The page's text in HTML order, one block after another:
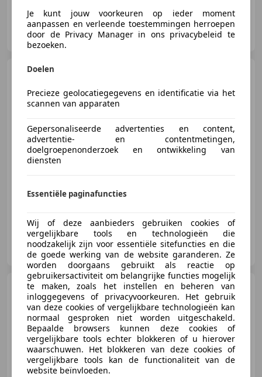
Autobedrijf Benerink
NL-7575 BE OLDENZAAL
Ma
€ 84.950
Autobedrijf Benerink
NL-7575 BE OLDENZAAL
BMW 330
3-serie Touring
330e M-Sport Pro |
Harman/Kardon |
€ 35.950
Je kunt jouw voorkeuren op ieder moment
aanpassen en verleende toestemmingen herroepen
door de Privacy Manager in ons privacybeleid te
bezoeken.
Doelen
Precieze geolocatiegegevens en identificatie via het
scannen van apparaten
Gepersonaliseerde advertenties en content,
advertentie- en contentmetingen,
doelgroepenonderzoek en ontwikkeling van
diensten
Essentiële paginafuncties
Wij of deze aanbieders gebruiken cookies of
vergelijkbare tools en technologieën die
noodzakelijk zijn voor essentiële sitefuncties en die
de goede werking van de website garanderen. Ze
worden doorgaans gebruikt als reactie op
gebruikersactiviteit om belangrijke functies mogelijk
te maken, zoals het instellen en beheren van
inloggegevens of privacyvoorkeuren. Het gebruik
van deze cookies of vergelijkbare technologieën kan
normaal gesproken niet worden uitgeschakeld.
Bepaalde browsers kunnen deze cookies of
vergelijkbare tools echter blokkeren of u hierover
waarschuwen. Het blokkeren van deze cookies of
vergelijkbare tools kan de functionaliteit van de
website beïnvloeden.